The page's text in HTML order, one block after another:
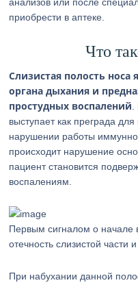
приобрести в аптеке.
Что
Слизистая полость
органа дыхания и
простудных воспалений
выступает как преграда
нарушении работы
происходит нарушение
пациент становится
воспалениям.
Первым сигналом о начале
отечность слизистой части
При набухании данной